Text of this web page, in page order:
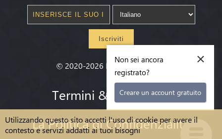
Utilizzando questo sito accetti l'uso di cookie per avere il
contesto e servizi addatti ai tuoi bisogni
Iscriviti
© 2020-2026 Millenium State®
Termini & condizioni
La Politica di Confidenzialità
×
Non sei ancora
registrato?
Creare un account gratuito